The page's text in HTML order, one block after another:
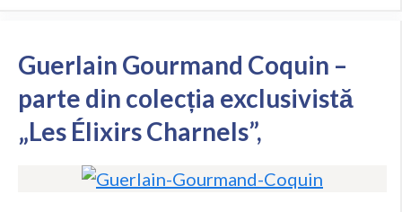
Guerlain Gourmand Coquin –
parte din colecția exclusivistă
„Les Élixirs Charnels”,